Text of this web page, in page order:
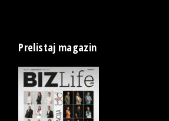
Prelistaj magazin